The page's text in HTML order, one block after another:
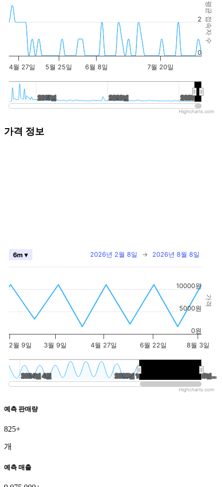
평균 접속자 수
4월 27일 5월 25일 6월 8일 7월 20일
2015년
2015년 2020년
2020년 2025년
2025년
0
2
Highcharts.com
가격 정보
가격
2026년 2월 8일 → 2026년 8월 8일
6m ▾
2월 9일 3월 9일 4월 27일 6월 22일 8월 3일
2024년 4월
2024년 4월 2025년 10월
2025년 10월 2026년…
2026년…
0원
5000원
10000원
Highcharts.com
예측 판매량
825+
개
예측 매출